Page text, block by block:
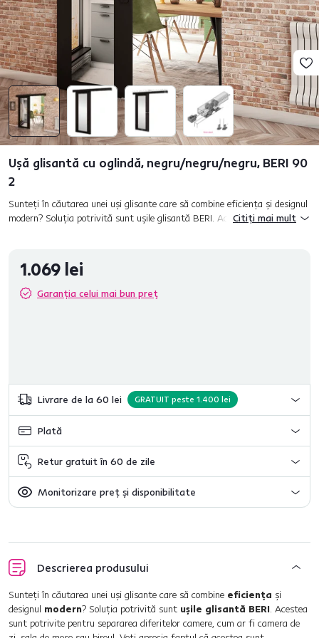
Uşă glisantă cu oglindă, negru/negru/negru, BERI 90
2
Sunteţi în căutarea unei uşi glisante care să combine eficienţa şi designul
modern? Soluţia potrivită sunt uşile glisantă BERI. Acestea sunt potrivite
Citiți mai mult
1.069 lei
Garanția celui mai bun preț
Livrare de la 60 lei GRATUIT peste 1.400 lei
Plată
Retur gratuit în 60 de zile
Monitorizare preț și disponibilitate
Descrierea produsului
Sunteţi în căutarea unei uşi glisante care să combine eficienţa şi
designul modern? Soluţia potrivită sunt uşile glisantă BERI. Acestea
sunt potrivite pentru separarea diferitelor camere, cum ar fi camera de